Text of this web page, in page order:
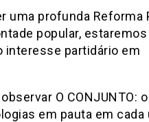
uma profunda Reforma
popular,
interesse partidário em
O CONJUNTO: o
em pauta em cada